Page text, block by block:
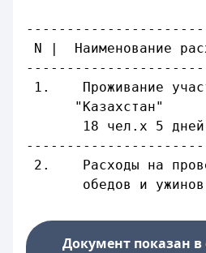
N |  Наименование
1.    Проживание
"Казахстан"
18 чел.х 5 дней
2.    Расходы на
обедов и ужинов
Документ показан